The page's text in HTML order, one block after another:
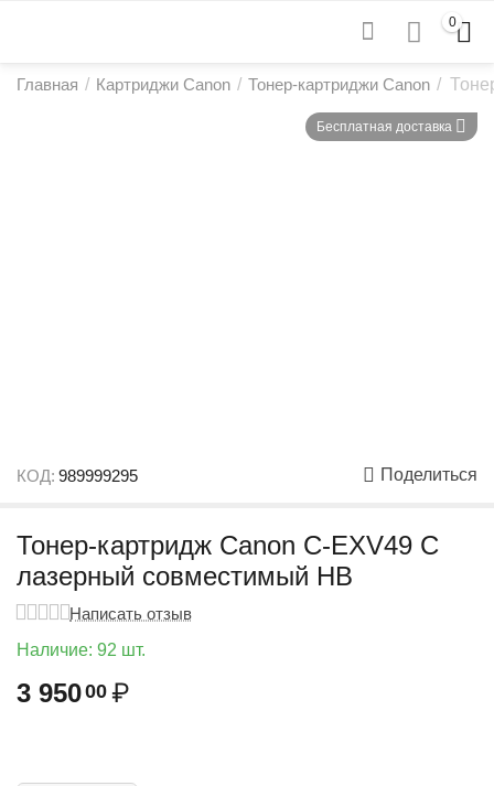
0
Главная / Картриджи Canon / Тонер-картриджи Canon /
Бесплатная доставка
КОД: 989999295 Поделиться
Тонер-картридж Canon C-EXV49 C
лазерный совместимый HB
Написать отзыв
Наличие: 92 шт.
3 95000 ₽